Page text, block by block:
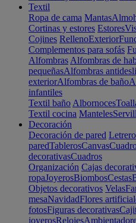
Textil
Ropa de cama Mantas
Cortinas y estores Estores
Cojines RellenoExterior
Complementos para sofás
Alfombras Alfombras de
pequeñasAlfombras
exteriorAlfombras de baño
infantiles
Textil baño Albornoces
Textil cocina Manteles
Decoración
Decoración de pared
paredTablerosCanvas
decorativasCuadros
Organización Cajas
ropaJoyerosBiombosCestas
Objetos decorativos Velas
mesaNavidadFlores
fotosFiguras decorativas
joyerosRelojes